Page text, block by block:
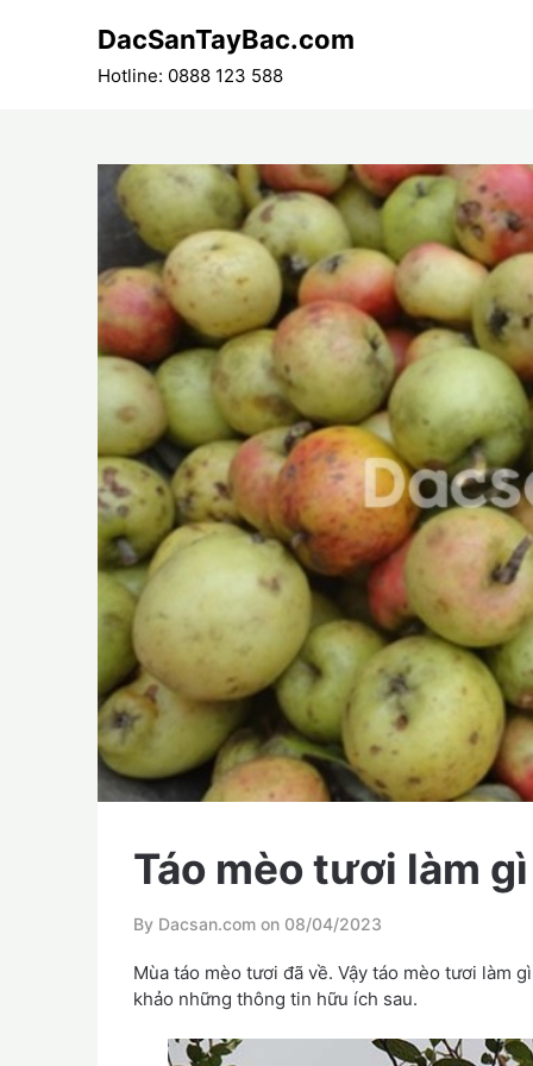
DacSanTayBac.com
Hotline: 0888 123 588
Táo mèo tươi làm
By Dacsan.com on 08/04/2023
Mùa táo mèo tươi đã về. Vậy táo mèo tươi làm
khảo những thông tin hữu ích sau.